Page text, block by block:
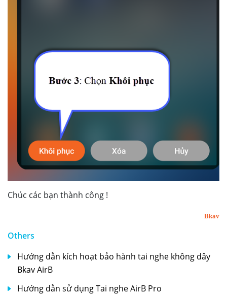
Chúc các bạn thành công !
Bkav
Others
Hướng dẫn kích hoạt bảo hành tai nghe không dây
Bkav AirB
Hướng dẫn sử dụng Tai nghe AirB Pro